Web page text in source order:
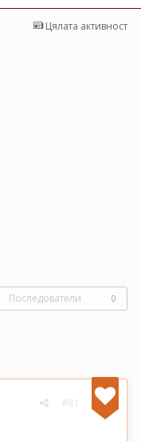
Цялата активност
Последователи 0
#81